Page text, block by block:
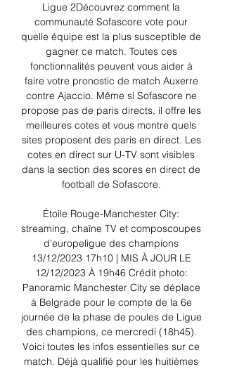
Ligue 2Découvrez comment la
communauté Sofascore vote pour
quelle équipe est la plus susceptible de
gagner ce match. Toutes ces
fonctionnalités peuvent vous aider à
faire votre pronostic de match Auxerre
contre Ajaccio. Même si Sofascore ne
propose pas de paris directs, il offre les
meilleures cotes et vous montre quels
sites proposent des paris en direct. Les
cotes en direct sur U-TV sont visibles
dans la section des scores en direct de
football de Sofascore.
Étoile Rouge-Manchester City:
streaming, chaîne TV et composcoupes
d'europeligue des champions
13/12/2023 17h10 | MIS À JOUR LE
12/12/2023 À 19h46 Crédit photo:
Panoramic Manchester City se déplace
à Belgrade pour le compte de la 6e
journée de la phase de poules de Ligue
des champions, ce mercredi (18h45).
Voici toutes les infos essentielles sur ce
match. Déjà qualifié pour les huitièmes